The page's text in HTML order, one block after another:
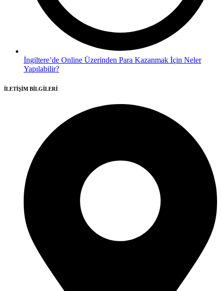
İngiltere’de Online Üzerinden Para Kazanmak İçin Neler
Yapılabilir?
İLETİŞİM BİLGİLERİ